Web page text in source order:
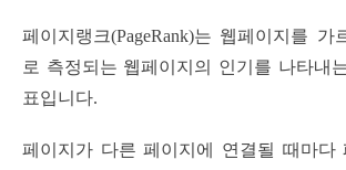
페이지랭크(PageRank)는 웹페이지를 가
로 측정되는 웹페이지의 인기를 나타내
표입니다.
페이지가 다른 페이지에 연결될 때마다